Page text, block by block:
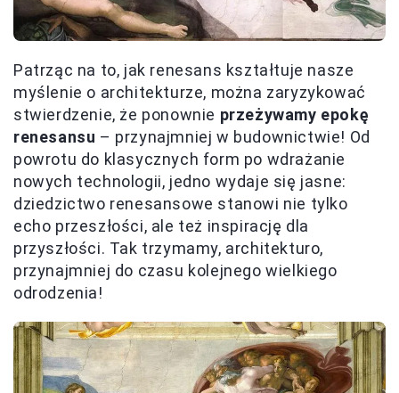
Patrząc na to, jak renesans kształtuje nasze
myślenie o architekturze, można zaryzykować
stwierdzenie, że ponownie przeżywamy epokę
renesansu – przynajmniej w budownictwie! Od
powrotu do klasycznych form po wdrażanie
nowych technologii, jedno wydaje się jasne:
dziedzictwo renesansowe stanowi nie tylko
echo przeszłości, ale też inspirację dla
przyszłości. Tak trzymamy, architekturo,
przynajmniej do czasu kolejnego wielkiego
odrodzenia!